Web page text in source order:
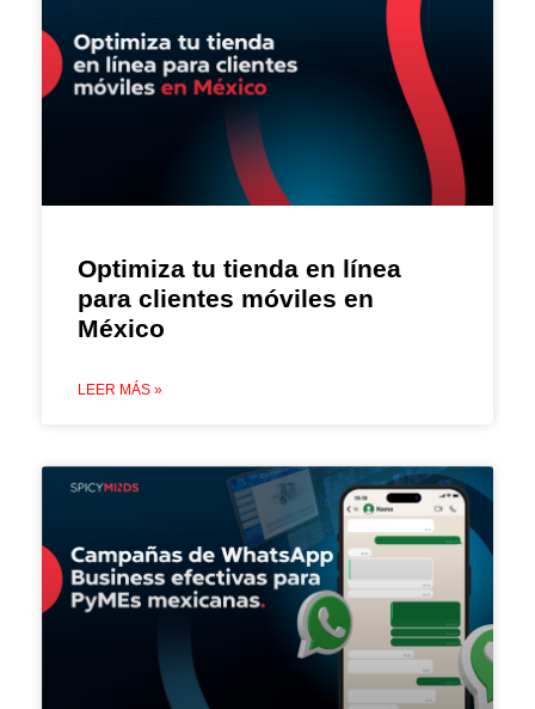
Optimiza tu tienda en línea
para clientes móviles en
México
LEER MÁS »